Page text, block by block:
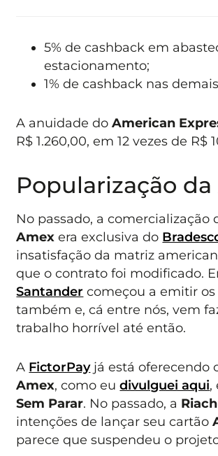
5% de cashback em
estacionamento;
1% de cashback nas
A anuidade doAmerican
R$ 1.260,00, em 12 vezes de R$
Popularização
No passado, a comercialização
Amexera exclusiva do
insatisfação da matriz
que o contrato foi modificado.
Santander começou a emitir os
também e, cá entre nós, vem
trabalho horrível até então.
A FictorPayjá está oferecendo
Amex, como eudivulguei aqui,
Sem Parar. No passado, a
intenções de lançar seu cartão
parece que suspendeu o